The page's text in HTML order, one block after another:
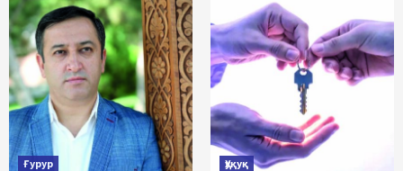
Ғурур Ҳуқуқ